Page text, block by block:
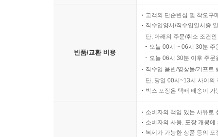
반품/교환 비용
고객의 단순변심 및 착오구
직수입양서/직수입일서중
단, 아래의 주문/취소 조건
오늘 00시 ~ 06시 30분
오늘 06시 30분 이후 주
직수입 음반/영상물/기프트
단, 당일 00시~13시 사이의
박스 포장은 택배 배송이
소비자의 책임 있는 사유로
소비자의 사용, 포장 개봉
복제가 가능한 상품 등의